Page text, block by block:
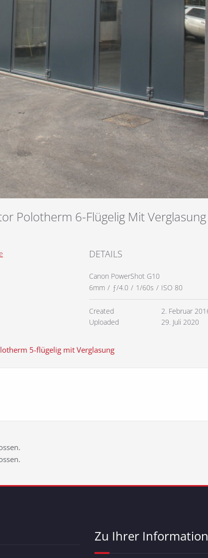
Polotherm 6-Flügelig Mit Verglasung
DETAILS
Canon PowerShot G10
6mm / ƒ/4.0 / 1/60s / ISO 80
Created
2. Februar
Uploaded
29. Juli 2020
5-flügelig mit Verglasung
Zu Ihrer